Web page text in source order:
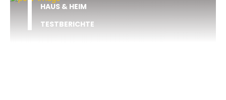
HAUS & HEIM
TESTBERICHTE